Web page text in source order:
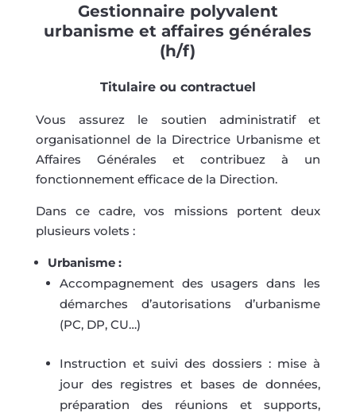
Gestionnaire polyvalent
urbanisme et affaires générales
(h/f)
Titulaire ou contractuel
Vous assurez le soutien administratif et
organisationnel de la Directrice Urbanisme et
Affaires Générales et contribuez à un
fonctionnement efficace de la Direction.
Dans ce cadre, vos missions portent deux
plusieurs volets :
Urbanisme :
Accompagnement des usagers dans les
démarches d’autorisations d’urbanisme
(PC, DP, CU…)
Instruction et suivi des dossiers : mise à
jour des registres et bases de données,
préparation des réunions et supports,